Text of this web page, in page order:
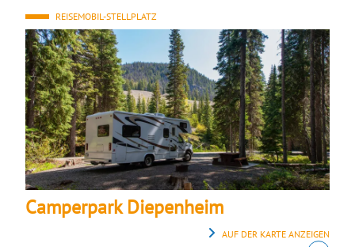
REISEMOBIL-STELLPLATZ
Camperpark Diepenheim
AUF DER KARTE ANZEIGEN